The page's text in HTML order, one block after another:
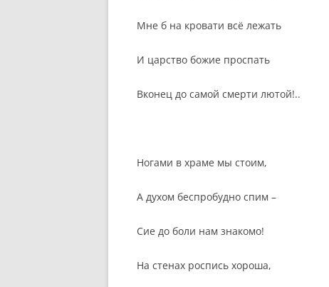
Мне б на кровати всё лежать
И царство божие проспать
Вконец до самой смерти лютой!..
Ногами в храме мы стоим,
А духом беспробудно спим –
Сие до боли нам знакомо!
На стенах роспись хороша,